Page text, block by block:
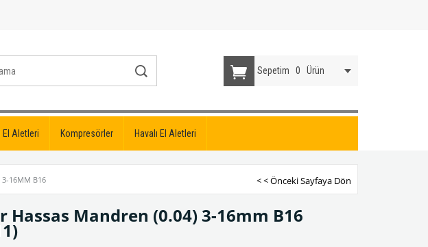
Sepetim 0 Ürün
El Aletleri Kompresörler Havalı El Aletleri
3-16MM B16 < < Önceki Sayfaya Dön
Hassas Mandren (0.04) 3-16mm B16